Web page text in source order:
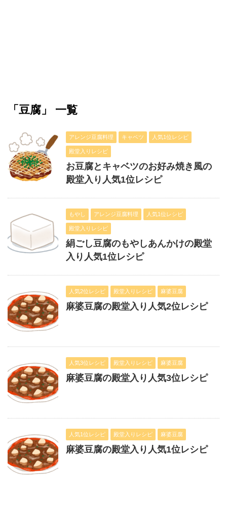
「豆腐」 一覧
アレンジ豆腐料理 キャベツ 人気1位レシピ
殿堂入りレシピ
お豆腐とキャベツのお好み焼き風の
殿堂入り人気1位レシピ
もやし アレンジ豆腐料理 人気1位レシピ
殿堂入りレシピ
絹ごし豆腐のもやしあんかけの殿堂
入り人気1位レシピ
人気2位レシピ 殿堂入りレシピ 麻婆豆腐
麻婆豆腐の殿堂入り人気2位レシピ
人気3位レシピ 殿堂入りレシピ 麻婆豆腐
麻婆豆腐の殿堂入り人気3位レシピ
人気1位レシピ 殿堂入りレシピ 麻婆豆腐
麻婆豆腐の殿堂入り人気1位レシピ